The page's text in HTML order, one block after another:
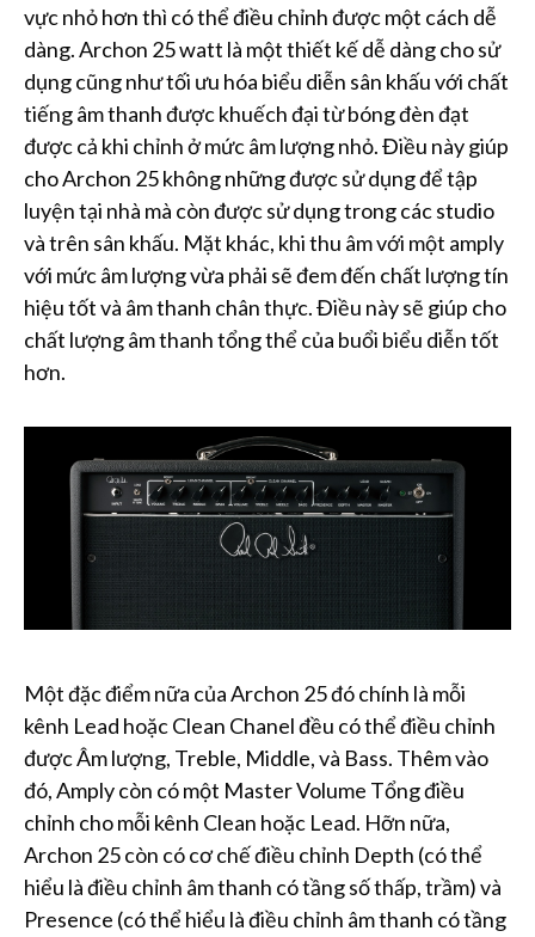
vực nhỏ hơn thì có thể điều chỉnh được một cách dễ
dàng. Archon 25 watt là một thiết kế dễ dàng cho sử
dụng cũng như tối ưu hóa biểu diễn sân khấu với chất
tiếng âm thanh được khuếch đại từ bóng đèn đạt
được cả khi chỉnh ở mức âm lượng nhỏ. Điều này giúp
cho Archon 25 không những được sử dụng để tập
luyện tại nhà mà còn được sử dụng trong các studio
và trên sân khấu. Mặt khác, khi thu âm với một amply
với mức âm lượng vừa phải sẽ đem đến chất lượng tín
hiệu tốt và âm thanh chân thực. Điều này sẽ giúp cho
chất lượng âm thanh tổng thể của buổi biểu diễn tốt
hơn.
Một đặc điểm nữa của Archon 25 đó chính là mỗi
kênh Lead hoặc Clean Chanel đều có thể điều chỉnh
được Âm lượng, Treble, Middle, và Bass. Thêm vào
đó, Amply còn có một Master Volume Tổng điều
chỉnh cho mỗi kênh Clean hoặc Lead. Hỡn nữa,
Archon 25 còn có cơ chế điều chỉnh Depth (có thể
hiểu là điều chỉnh âm thanh có tầng số thấp, trầm) và
Presence (có thể hiểu là điều chỉnh âm thanh có tầng